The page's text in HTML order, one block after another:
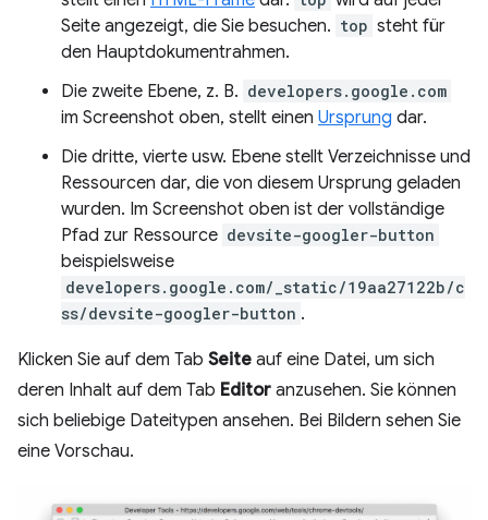
Seite angezeigt, die Sie besuchen. top steht für
den Hauptdokumentrahmen.
Die zweite Ebene, z. B. developers.google.com
im Screenshot oben, stellt einen Ursprung dar.
Die dritte, vierte usw. Ebene stellt Verzeichnisse und
Ressourcen dar, die von diesem Ursprung geladen
wurden. Im Screenshot oben ist der vollständige
Pfad zur Ressource devsite-googler-button
beispielsweise
developers.google.com/_static/19aa27122b/c
ss/devsite-googler-button .
Klicken Sie auf dem Tab Seite auf eine Datei, um sich
deren Inhalt auf dem Tab Editor anzusehen. Sie können
sich beliebige Dateitypen ansehen. Bei Bildern sehen Sie
eine Vorschau.